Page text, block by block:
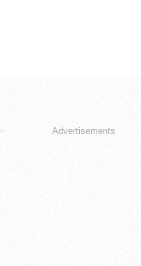
Advertisements